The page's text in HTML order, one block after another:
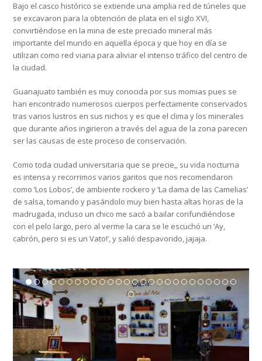
Bajo el casco histórico se extiende una amplia red de túneles que
se excavaron para la obtención de plata en el siglo XVI,
convirtiéndose en la mina de este preciado mineral más
importante del mundo en aquella época y que hoy en día se
utilizan como red viaria para aliviar el intenso tráfico del centro de
la ciudad.
Guanajuato también es muy conocida por sus momias pues se
han encontrado numerosos cuerpos perfectamente conservados
tras varios lustros en sus nichos y es que el clima y los minerales
que durante años ingirieron a través del agua de la zona parecen
ser las causas de este proceso de conservación.
Como toda ciudad universitaria que se precie,, su vida nocturna
es intensa y recorrimos varios garitos que nos recomendaron
como ‘Los Lobos’, de ambiente rockero y ‘La dama de las Camelias’
de salsa, tomando y pasándolo muy bien hasta altas horas de la
madrugada, incluso un chico me sacó a bailar confundiéndose
con el pelo largo, pero al verme la cara se le escuchó un ‘Ay,
cabrón, pero si es un Vato!’, y salió despavorido, jajaja.